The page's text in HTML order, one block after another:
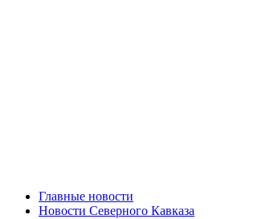
Главные новости
Новости Северного Кавказа